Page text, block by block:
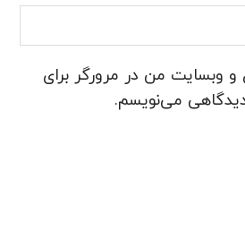
و وبسایت من در مرورگر برای
دیدگاهی می‌نویسم.